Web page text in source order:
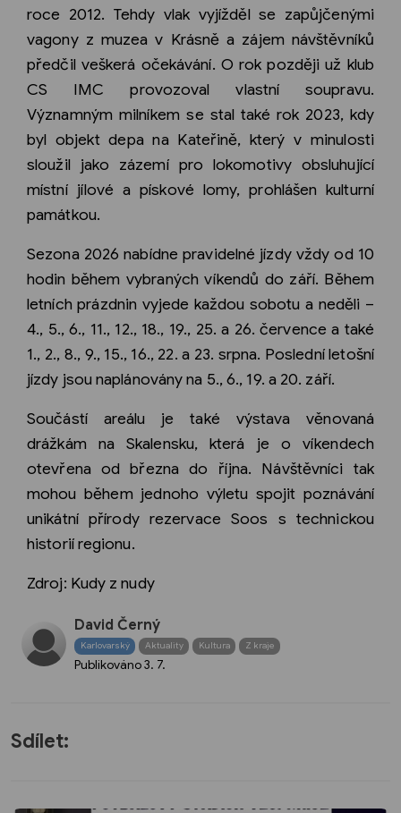
roce 2012. Tehdy vlak vyjížděl se zapůjčenými
vagony z muzea v Krásně a zájem návštěvníků
předčil veškerá očekávání. O rok později už klub
CS IMC provozoval vlastní soupravu.
Významným milníkem se stal také rok 2023, kdy
byl objekt depa na Kateřině, který v minulosti
sloužil jako zázemí pro lokomotivy obsluhující
místní jílové a pískové lomy, prohlášen kulturní
památkou.
Sezona 2026 nabídne pravidelné jízdy vždy od 10
hodin během vybraných víkendů do září. Během
letních prázdnin vyjede každou sobotu a neděli –
4., 5., 6., 11., 12., 18., 19., 25. a 26. července a také
1., 2., 8., 9., 15., 16., 22. a 23. srpna. Poslední letošní
jízdy jsou naplánovány na 5., 6., 19. a 20. září.
Součástí areálu je také výstava věnovaná
drážkám na Skalensku, která je o víkendech
otevřena od března do října. Návštěvníci tak
mohou během jednoho výletu spojit poznávání
unikátní přírody rezervace Soos s technickou
historií regionu.
Zdroj: Kudy z nudy
David Černý
Karlovarský Aktuality Kultura Z kraje
Publikováno3. 7.
Sdílet: